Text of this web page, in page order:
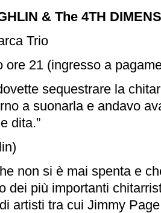
& The 4TH
Trio
ore 21 (ingresso a
sequestrare la
a suonarla e andavo
dita.”
non si è mai spenta e
dei più importanti
artisti tra cui Jimmy